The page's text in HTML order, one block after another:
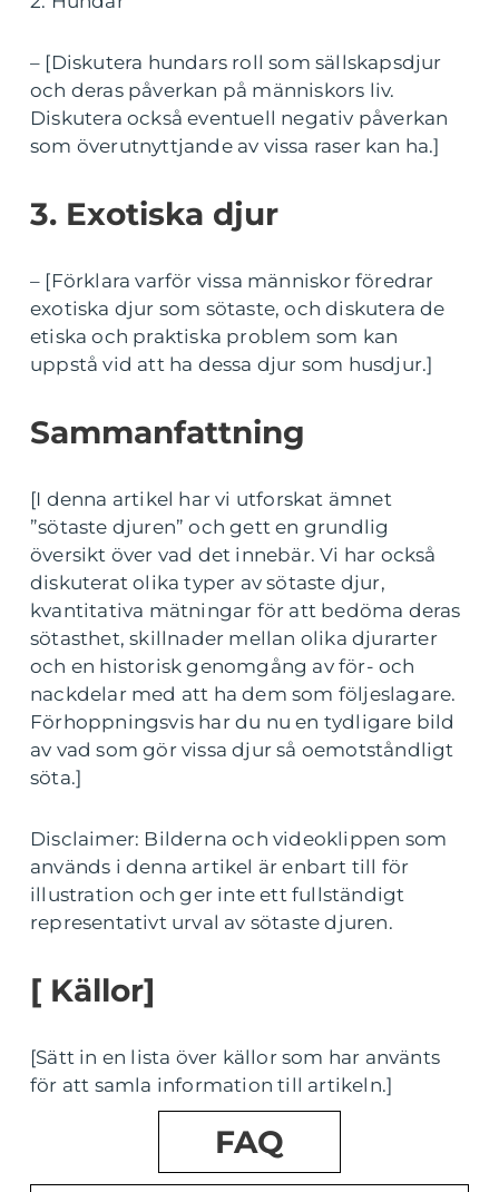
– [Diskutera hundars roll som sällskapsdjur
och deras påverkan på människors liv.
Diskutera också eventuell negativ påverkan
som överutnyttjande av vissa raser kan ha.]
3. Exotiska djur
– [Förklara varför vissa människor föredrar
exotiska djur som sötaste, och diskutera de
etiska och praktiska problem som kan
uppstå vid att ha dessa djur som husdjur.]
Sammanfattning
[I denna artikel har vi utforskat ämnet
”sötaste djuren” och gett en grundlig
översikt över vad det innebär. Vi har också
diskuterat olika typer av sötaste djur,
kvantitativa mätningar för att bedöma deras
sötasthet, skillnader mellan olika djurarter
och en historisk genomgång av för- och
nackdelar med att ha dem som följeslagare.
Förhoppningsvis har du nu en tydligare bild
av vad som gör vissa djur så oemotståndligt
söta.]
Disclaimer: Bilderna och videoklippen som
används i denna artikel är enbart till för
illustration och ger inte ett fullständigt
representativt urval av sötaste djuren.
[ Källor]
[Sätt in en lista över källor som har använts
för att samla information till artikeln.]
FAQ